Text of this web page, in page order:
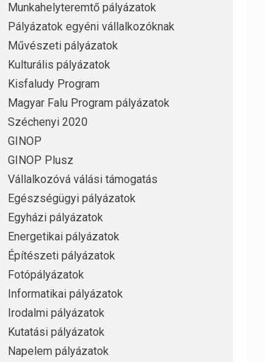
Munkahelyteremtő pályázatok
Pályázatok egyéni vállalkozóknak
Művészeti pályázatok
Kulturális pályázatok
Kisfaludy Program
Magyar Falu Program pályázatok
Széchenyi 2020
GINOP
GINOP Plusz
Vállalkozóvá válási támogatás
Egészségügyi pályázatok
Egyházi pályázatok
Energetikai pályázatok
Építészeti pályázatok
Fotópályázatok
Informatikai pályázatok
Irodalmi pályázatok
Kutatási pályázatok
Napelem pályázatok